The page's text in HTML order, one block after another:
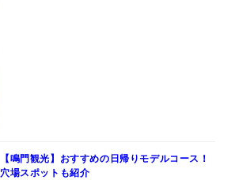
【鳴門観光】おすすめの日帰りモデルコース！
穴場スポットも紹介